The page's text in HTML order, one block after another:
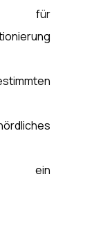
für
ein